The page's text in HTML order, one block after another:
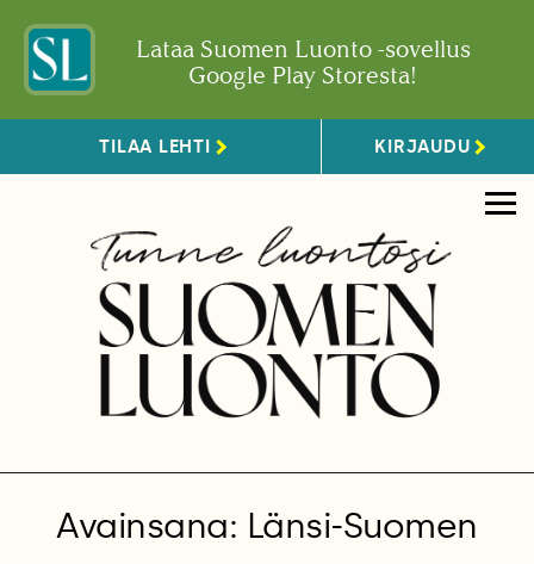
Lataa Suomen Luonto -sovellus
Google Play Storesta!
TILAA LEHTI KIRJAUDU
Avainsana: Länsi-Suomen